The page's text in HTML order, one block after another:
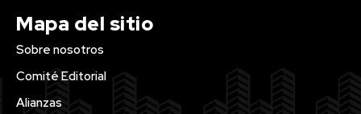
Mapa del sitio
Sobre nosotros
Comité Editorial
Alianzas